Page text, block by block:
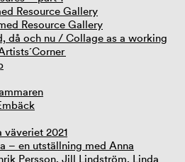
Resource Gallery
Resource Gallery
då och nu / Collage as a working
2021
– en utställning med Anna
Persson, Jill Lindström, Linda